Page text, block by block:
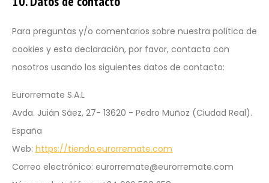
Para preguntas y/o comentarios sobre nuestra política de
cookies y esta declaración, por favor, contacta con
nosotros usando los siguientes datos de contacto:
Eurorremate S.A.L
Avda. Juián Sáez, 27- 13620 - Pedro Muñoz (Ciudad Real).
España
Web: https://tienda.eurorremate.com
Correo electrónico: moc.etamerrorue@etamerrorue